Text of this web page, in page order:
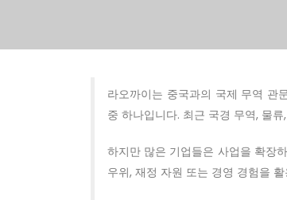
라오까이는 중국과의 국제 무역 관
중 하나입니다. 최근 국경 무역, 물
하지만 많은 기업들은 사업을 확장
우위, 재정 자원 또는 경영 경험을